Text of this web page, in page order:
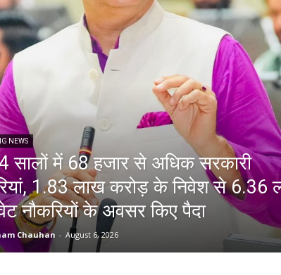
NEWS
सालों में 68 हजार से अधिक सरकारी
1.83 लाख करोड़ के निवेश से 6.36
नौकरियों के अवसर किए पैदा
Chauhan - August 6, 2026